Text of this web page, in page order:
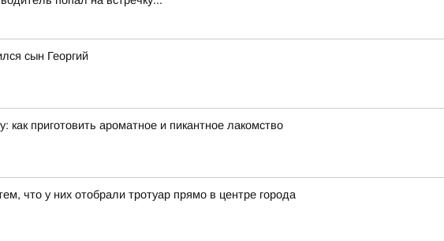
сын Георгий
как приготовить ароматное и пикантное лакомство
что у них отобрали тротуар прямо в центре города